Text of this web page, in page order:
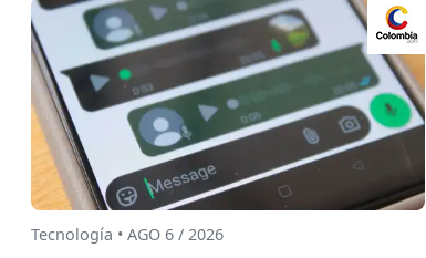
Tecnología • AGO 6 / 2026